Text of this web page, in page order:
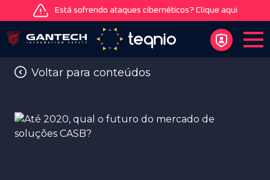
Está sofrendo ataques cibernéticos? Clique aqui
Voltar para conteúdos